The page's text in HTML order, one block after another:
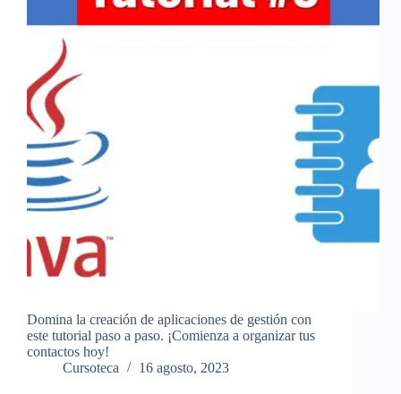
Domina la creación de aplicaciones de gestión con
este tutorial paso a paso. ¡Comienza a organizar tus
contactos hoy!
Cursoteca
16 agosto, 2023